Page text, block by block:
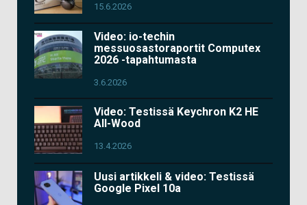
15.6.2026
Video: io-techin
messuosastoraportit Computex
2026 -tapahtumasta
3.6.2026
Video: Testissä Keychron K2 HE
All-Wood
13.4.2026
Uusi artikkeli & video: Testissä
Google Pixel 10a